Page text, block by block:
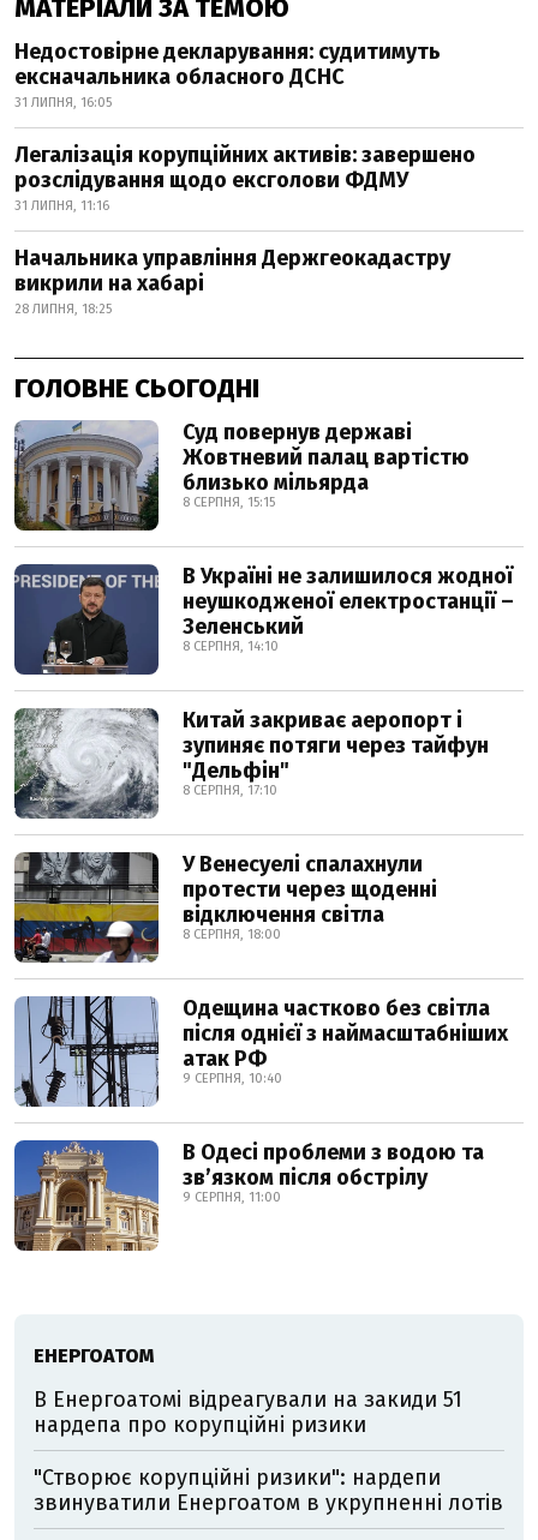
МАТЕРІАЛИ ЗА ТЕМОЮ
Недостовірне декларування: судитимуть
ексначальника обласного ДСНС
31 ЛИПНЯ, 16:05
Легалізація корупційних активів: завершено
розслідування щодо ексголови ФДМУ
31 ЛИПНЯ, 11:16
Начальника управління Держгеокадастру
викрили на хабарі
28 ЛИПНЯ, 18:25
ГОЛОВНЕ СЬОГОДНІ
Суд повернув державі
Жовтневий палац вартістю
близько мільярда
8 СЕРПНЯ, 15:15
В Україні не залишилося жодної
неушкодженої електростанції –
Зеленський
8 СЕРПНЯ, 14:10
Китай закриває аеропорт і
зупиняє потяги через тайфун
"Дельфін"
8 СЕРПНЯ, 17:10
У Венесуелі спалахнули
протести через щоденні
відключення світла
8 СЕРПНЯ, 18:00
Одещина частково без світла
після однієї з наймасштабніших
атак РФ
9 СЕРПНЯ, 10:40
В Одесі проблеми з водою та
звʼязком після обстрілу
9 СЕРПНЯ, 11:00
ЕНЕРГОАТОМ
В Енергоатомі відреагували на закиди 51
нардепа про корупційні ризики
"Створює корупційні ризики": нардепи
звинуватили Енергоатом в укрупненні лотів